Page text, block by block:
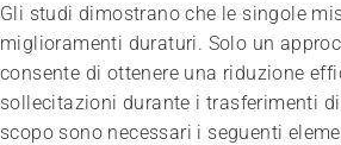
Gli studi dimostrano che le singole
miglioramenti duraturi. Solo un
consente di ottenere una riduzione
sollecitazioni durante i trasferimenti
scopo sono necessari i seguenti